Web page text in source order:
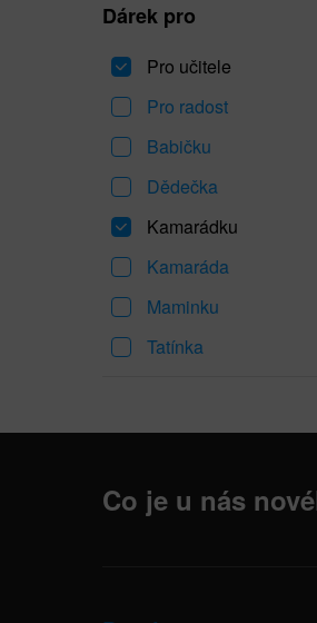
Dárek pro
Pro učitele
Pro radost
Babičku
Dědečka
Kamarádku
Kamaráda
Maminku
Tatínka
Co je u nás